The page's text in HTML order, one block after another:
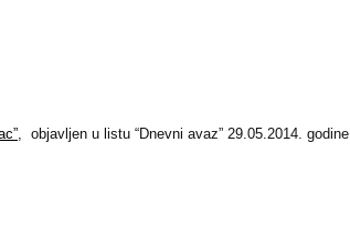
objavljen u listu “Dnevni avaz” 29.05.2014. godine.